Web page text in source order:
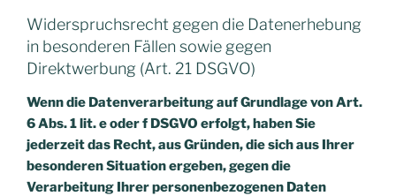
Widerspruchsrecht gegen die Datenerhebung
in besonderen Fällen sowie gegen
Direktwerbung (Art. 21 DSGVO)
Wenn die Datenverarbeitung auf Grundlage von Art.
6 Abs. 1 lit. e oder f DSGVO erfolgt, haben Sie
jederzeit das Recht, aus Gründen, die sich aus Ihrer
besonderen Situation ergeben, gegen die
Verarbeitung Ihrer personenbezogenen Daten